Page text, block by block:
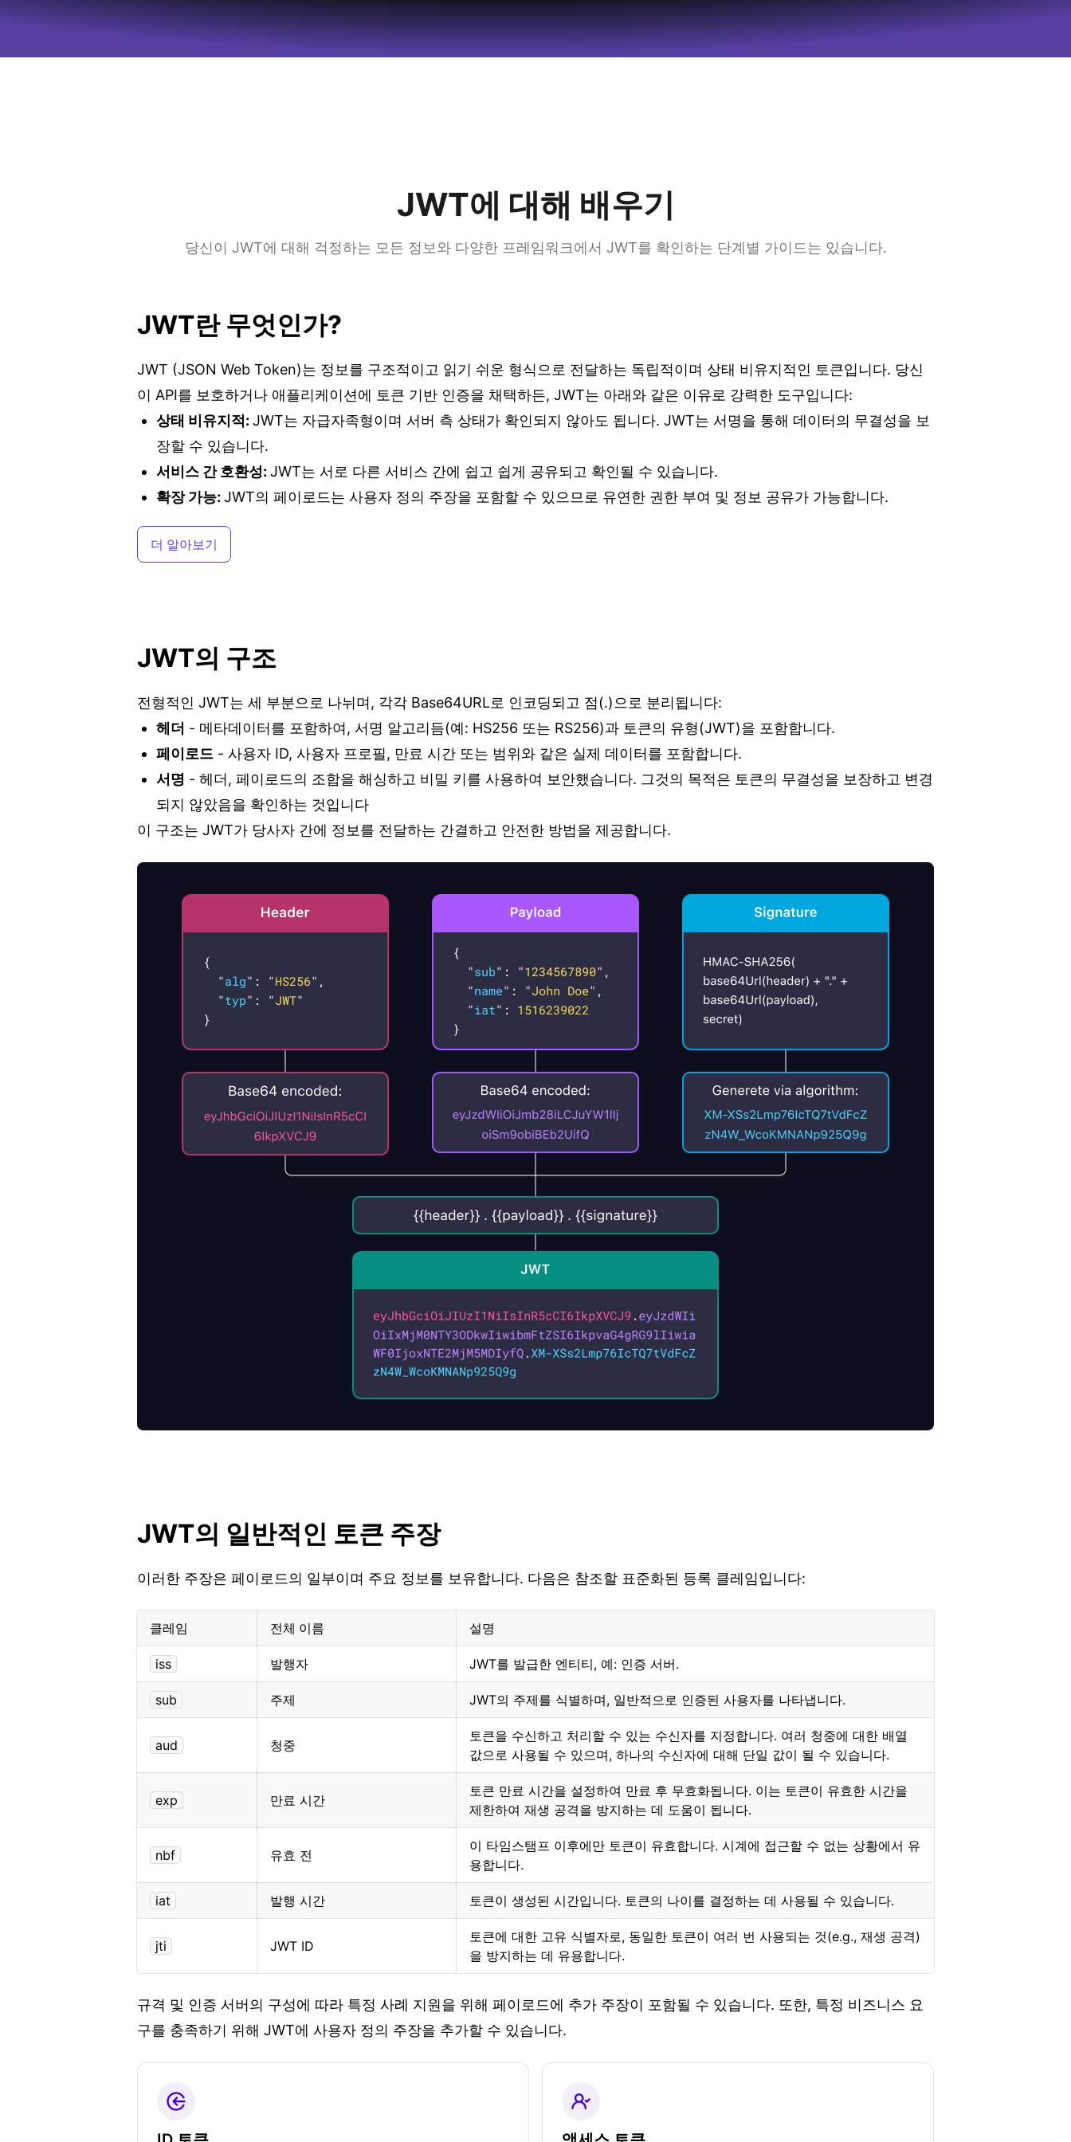
JWT에 대해 배우기
당신이 JWT에 대해 걱정하는 모든 정보와 다양한 프레임워크에서 JWT를 확인하는 단계별 가이드는 있습니다.
JWT란 무엇인가?
JWT (JSON Web Token)는 정보를 구조적이고 읽기 쉬운 형식으로 전달하는 독립적이며 상태 비유지적인 토큰입니다. 당신
이 API를 보호하거나 애플리케이션에 토큰 기반 인증을 채택하든, JWT는 아래와 같은 이유로 강력한 도구입니다:
상태 비유지적 : JWT는 자급자족형이며 서버 측 상태가 확인되지 않아도 됩니다. JWT는 서명을 통해 데이터의 무결성을 보
장할 수 있습니다.
서비스 간 호환성: JWT는 서로 다른 서비스 간에 쉽고 쉽게 공유되고 확인될 수 있습니다.
확장 가능: JWT의 페이로드는 사용자 정의 주장을 포함할 수 있으므로 유연한 권한 부여 및 정보 공유가 가능합니다.
더 알아보기
JWT의 구조
전형적인 JWT는 세 부분으로 나뉘며, 각각 Base64URL로 인코딩되고 점(.)으로 분리됩니다:
헤더 - 메타데이터를 포함하여, 서명 알고리듬(예: HS256 또는 RS256)과 토큰의 유형(JWT)을 포함합니다.
페이로드 - 사용자 ID, 사용자 프로필, 만료 시간 또는 범위와 같은 실제 데이터를 포함합니다.
서명 - 헤더, 페이로드의 조합을 해싱하고 비밀 키를 사용하여 보안했습니다. 그것의 목적은 토큰의 무결성을 보장하고 변경
되지 않았음을 확인하는 것입니다
이 구조는 JWT가 당사자 간에 정보를 전달하는 간결하고 안전한 방법을 제공합니다.
JWT의 일반적인 토큰 주장
이러한 주장은 페이로드의 일부이며 주요 정보를 보유합니다. 다음은 참조할 표준화된 등록 클레임입니다:
클레임 전체 이름 설명
iss 발행자 JWT를 발급한 엔티티, 예: 인증 서버.
sub 주제 JWT의 주제를 식별하며, 일반적으로 인증된 사용자를 나타냅니다.
aud 청중
토큰을 수신하고 처리할 수 있는 수신자를 지정합니다. 여러 청중에 대한 배열
값으로 사용될 수 있으며, 하나의 수신자에 대해 단일 값이 될 수 있습니다.
exp 만료 시간
토큰 만료 시간을 설정하여 만료 후 무효화됩니다. 이는 토큰이 유효한 시간을
제한하여 재생 공격을 방지하는 데 도움이 됩니다.
nbf 유효 전
이 타임스탬프 이후에만 토큰이 유효합니다. 시계에 접근할 수 없는 상황에서 유
용합니다.
iat 발행 시간 토큰이 생성된 시간입니다. 토큰의 나이를 결정하는 데 사용될 수 있습니다.
jti JWT ID
토큰에 대한 고유 식별자로, 동일한 토큰이 여러 번 사용되는 것(e.g., 재생 공격)
을 방지하는 데 유용합니다.
규격 및 인증 서버의 구성에 따라 특정 사례 지원을 위해 페이로드에 추가 주장이 포함될 수 있습니다. 또한, 특정 비즈니스 요
구를 충족하기 위해 JWT에 사용자 정의 주장을 추가할 수 있습니다.